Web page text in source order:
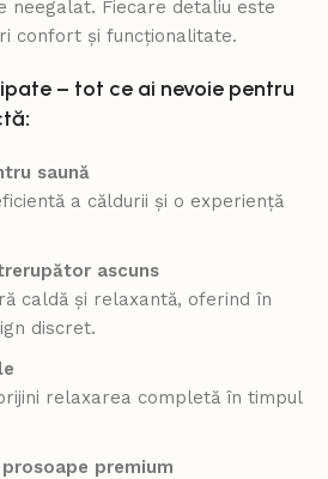
neegalat. Fiecare detaliu este
confort și funcționalitate.
– tot ce ai nevoie pentru
:
saună
a căldurii și o experiență
ascuns
caldă și relaxantă, oferind în
discret.
relaxarea completă în timpul
premium